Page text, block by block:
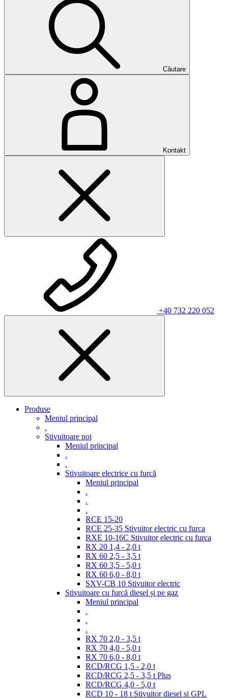
Căutare
Kontakt
+40 732 220 052
Produse
Meniul principal
.
Stivuitoare noi
Meniul principal
.
.
Stivuitoare electrice cu furcă
Meniul principal
.
.
.
RCE 15-20
RCE 25-35 Stivuitor electric cu furca
RXE 10-16C Stivuitor electric cu furca
RX 20 1,4 - 2,0 t
RX 60 2,5 - 3,5 t
RX 60 3,5 - 5,0 t
RX 60 6,0 - 8,0 t
SXV-CB 10 Stivuitor electric
Stivuitoare cu furcă diesel și pe gaz
Meniul principal
.
.
.
RX 70 2,0 - 3,5 t
RX 70 4,0 - 5,0 t
RX 70 6,0 - 8,0 t
RCD/RCG 1,5 - 2,0 t
RCD/RCG 2,5 - 3,5 t Plus
RCD/RCG 4,0 - 5,0 t
RCD 10 - 18 t Stivuitor diesel si GPL